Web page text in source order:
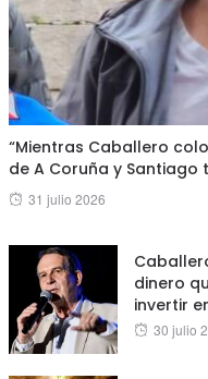
“Mientras Caballero
de A Coruña y
Posted
31 julio 2026
dinero
invertir
Posted
30 julio